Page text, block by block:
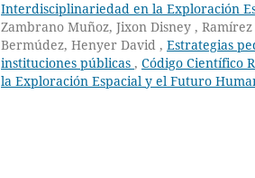
Interdisciplinariedad en la Exploración
Zambrano Muñoz, Jixon Disney ,
Bermúdez, Henyer David , Estrategias
instituciones públicas , Código Científico
la Exploración Espacial y el Futuro